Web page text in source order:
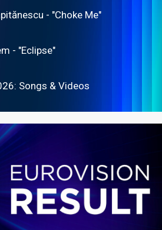
- "Choke Me"
- "Eclipse"
Songs & Videos